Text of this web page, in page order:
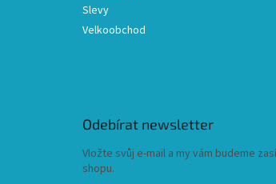
Slevy
Velkoobchod
Odebírat newsletter
Vložte svůj e-mail a my vám budeme
shopu.